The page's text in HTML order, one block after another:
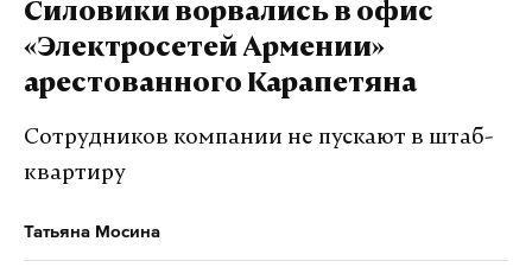
Силовики ворвались в офис
«Электросетей Армении»
арестованного Карапетяна
Сотрудников компании не пускают в штаб-
квартиру
Татьяна Мосина